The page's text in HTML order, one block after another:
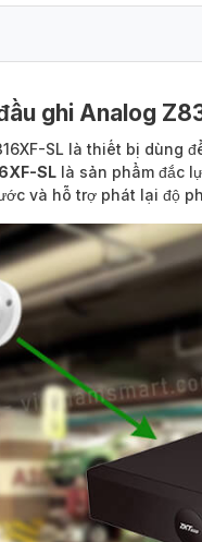
bạn cần biết về đầu ghi
ghi Analog
SL là thiết bị dùng
SL là sản phẩm đắc
và hỗ trợ phát lại độ